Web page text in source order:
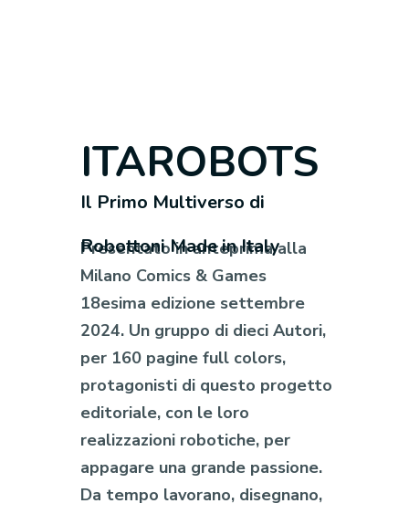
ITAROBOTS
Il Primo Multiverso di
Robottoni Made in Italy
Presentato in anteprima alla
Milano Comics & Games
18esima edizione settembre
2024. Un gruppo di dieci Autori,
per 160 pagine full colors,
protagonisti di questo progetto
editoriale, con le loro
realizzazioni robotiche, per
appagare una grande passione.
Da tempo lavorano, disegnano,